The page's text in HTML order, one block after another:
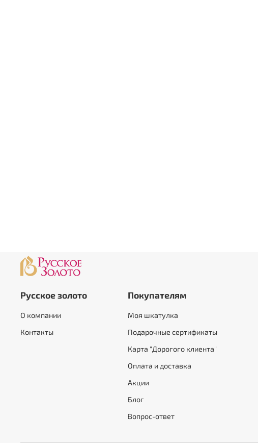
Русское золото
О компании
Контакты
Покупателям
Моя шкатулка
Подарочные сертификаты
Карта "Дорогого клиента"
Оплата и доставка
Акции
Блог
Вопрос-ответ